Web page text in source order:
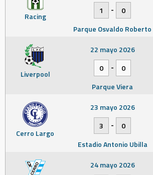
Racing
1
-
0
Parque Osvaldo Roberto
Liverpool
22 mayo 2026
0
-
0
Parque Viera
Cerro Largo
23 mayo 2026
3
-
0
Estadio Antonio Ubilla
24 mayo 2026